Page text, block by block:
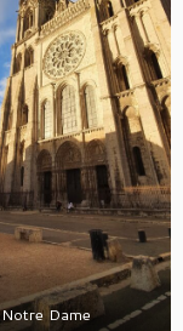
Notre Dame